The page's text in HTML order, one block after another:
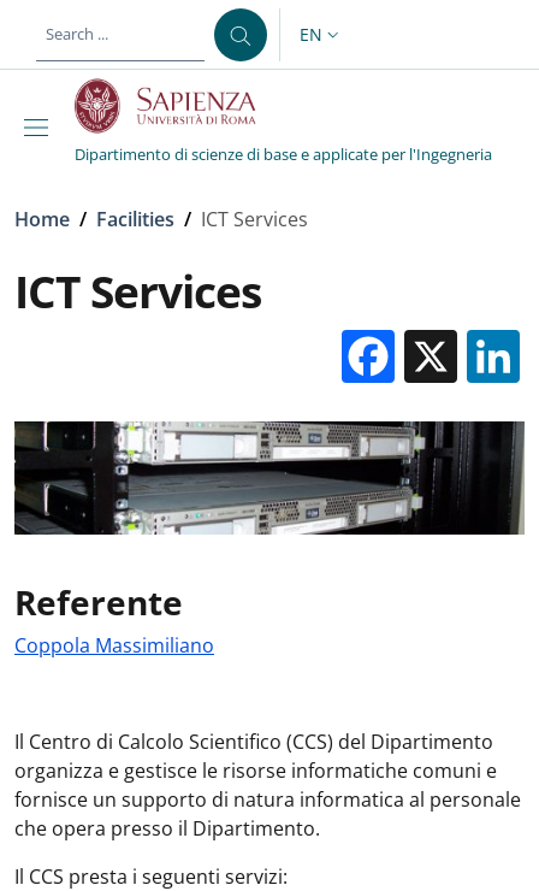
LANGUAGE SWITCHER:
EN
Dipartimento di scienze di base e applicate per l'Ingegneria
Breadcrumb
Home / Facilities / ICT Services
ICT Services
X
Referente
Coppola Massimiliano
Il Centro di Calcolo Scientifico (CCS) del Dipartimento
organizza e gestisce le risorse informatiche comuni e
fornisce un supporto di natura informatica al personale
che opera presso il Dipartimento.
Il CCS presta i seguenti servizi: